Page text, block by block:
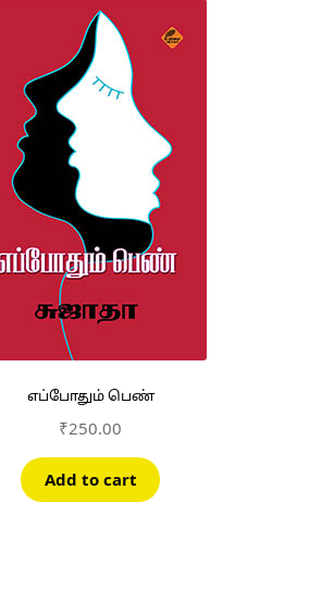
எப்போதும் பெண்
₹250.00
Add to cart